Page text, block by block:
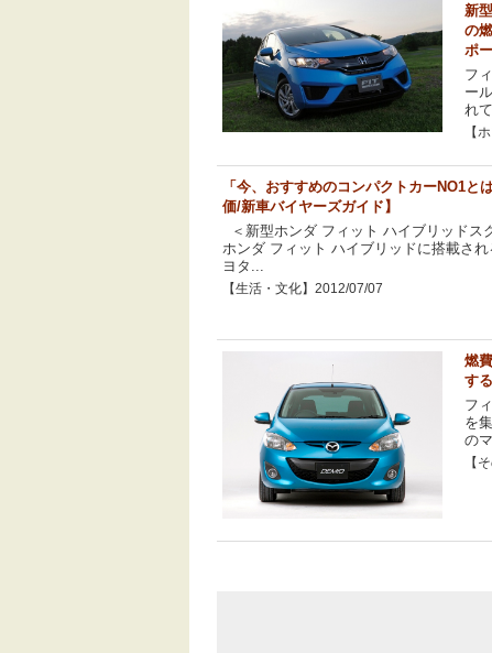
新
の
ポ
フ
ー
れ
【
「今、おすすめのコンパクトカーNO1と
価/新車バイヤーズガイド】
＜新型ホンダ フィット ハイブリッドス
ホンダ フィット ハイブリッドに搭載さ
ヨタ...
【生活・文化】2012/07/07
燃
す
フ
を
の
【